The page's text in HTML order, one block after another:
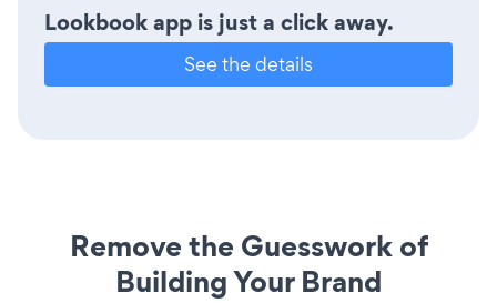
Lookbook app is just a click away.
See the details
Remove the Guesswork of
Building Your Brand